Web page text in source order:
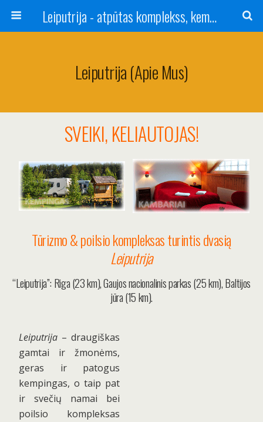
Leiputrija - atpūtas komplekss, kempings, viesu nams pie Rīgas / Camping, caravan site, bed and breakfast near Riga / Camping, caravanas, bungalows Letonia / Campingplatz, Caravanpark, Zimmer in Lettland / Kемпинг и гостевой дом к Риги
Leiputrija (apie Mus)
SVEIKI, KELIAUTOJAS!
Tūrizmo & poilsio kompleksas turintis dvasią
Leiputrija
“Leiputrija”: Riga (23 km), Gaujos nacionalinis parkas (25 km), Baltijos
jūra (15 km).
Leiputrija – draugiškas
gamtai ir žmonėms,
geras ir patogus
kempingas, o taip pat
ir svečių namai bei
poilsio kompleksas